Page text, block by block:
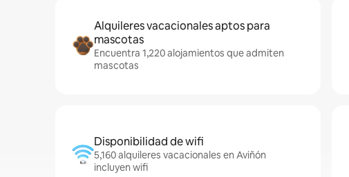
Alquileres vacacionales aptos para
mascotas
Encuentra 1,220 alojamientos que admiten
mascotas
Disponibilidad de wifi
5,160 alquileres vacacionales en Aviñón
incluyen wifi